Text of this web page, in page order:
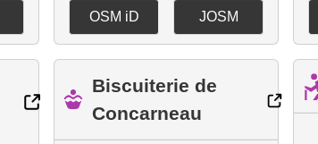
OSM iD JOSM
Biscuiterie de
Concarneau